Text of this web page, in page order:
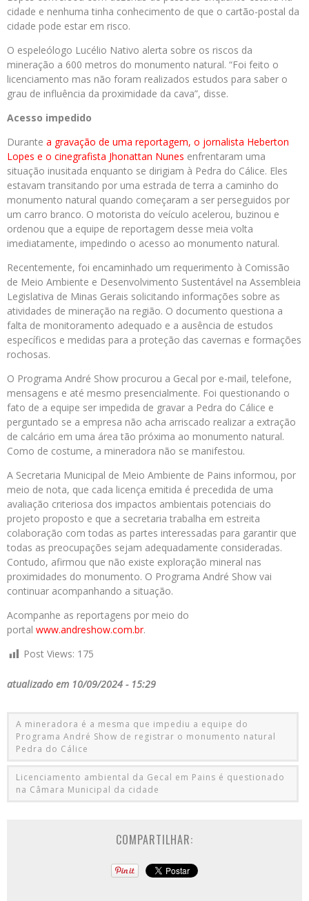
cidade e nenhuma tinha conhecimento de que o cartão-postal da
cidade pode estar em risco.
O espeleólogo Lucélio Nativo alerta sobre os riscos da
mineração a 600 metros do monumento natural. “Foi feito o
licenciamento mas não foram realizados estudos para saber o
grau de influência da proximidade da cava”, disse.
Acesso impedido
Durante a gravação de uma reportagem, o jornalista Heberton
Lopes e o cinegrafista Jhonattan Nunes enfrentaram uma
situação inusitada enquanto se dirigiam à Pedra do Cálice. Eles
estavam transitando por uma estrada de terra a caminho do
monumento natural quando começaram a ser perseguidos por
um carro branco. O motorista do veículo acelerou, buzinou e
ordenou que a equipe de reportagem desse meia volta
imediatamente, impedindo o acesso ao monumento natural.
Recentemente, foi encaminhado um requerimento à Comissão
de Meio Ambiente e Desenvolvimento Sustentável na Assembleia
Legislativa de Minas Gerais solicitando informações sobre as
atividades de mineração na região. O documento questiona a
falta de monitoramento adequado e a ausência de estudos
específicos e medidas para a proteção das cavernas e formações
rochosas.
O Programa André Show procurou a Gecal por e-mail, telefone,
mensagens e até mesmo presencialmente. Foi questionando o
fato de a equipe ser impedida de gravar a Pedra do Cálice e
perguntado se a empresa não acha arriscado realizar a extração
de calcário em uma área tão próxima ao monumento natural.
Como de costume, a mineradora não se manifestou.
A Secretaria Municipal de Meio Ambiente de Pains informou, por
meio de nota, que cada licença emitida é precedida de uma
avaliação criteriosa dos impactos ambientais potenciais do
projeto proposto e que a secretaria trabalha em estreita
colaboração com todas as partes interessadas para garantir que
todas as preocupações sejam adequadamente consideradas.
Contudo, afirmou que não existe exploração mineral nas
proximidades do monumento. O Programa André Show vai
continuar acompanhando a situação.
Acompanhe as reportagens por meio do
portal www.andreshow.com.br.
Post Views: 175
atualizado em 10/09/2024 - 15:29
A mineradora é a mesma que impediu a equipe do
Programa André Show de registrar o monumento natural
Pedra do Cálice
Licenciamento ambiental da Gecal em Pains é questionado
na Câmara Municipal da cidade
COMPARTILHAR: